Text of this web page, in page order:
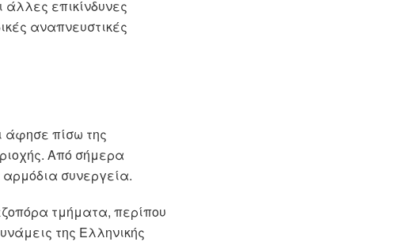
άλλες επικίνδυνες
αναπνευστικές
άφησε πίσω της
Από σήμερα
συνεργεία.
τμήματα, περίπου
της Ελληνικής